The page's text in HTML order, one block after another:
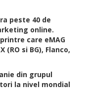
peste 40 de
online.
care eMAG
(RO si BG), Flanco,
din grupul
la nivel mondial